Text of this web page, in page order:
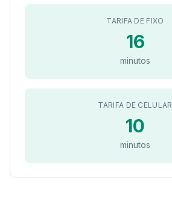
TARIFA DE FIXO
16
minutos
TARIFA DE CELULAR
10
minutos